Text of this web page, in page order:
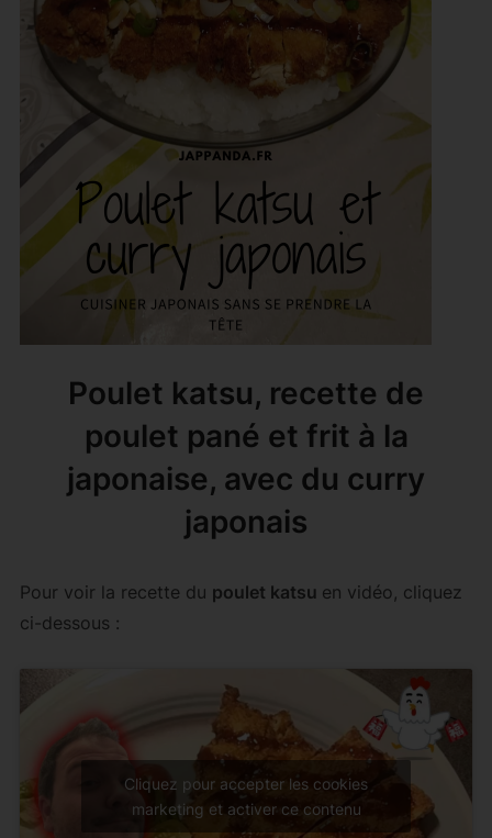
Poulet katsu, recette de
poulet pané et frit à la
japonaise, avec du curry
japonais
Pour voir la recette du poulet katsu en vidéo, cliquez
ci-dessous :
Cliquez pour accepter les cookies
marketing et activer ce contenu